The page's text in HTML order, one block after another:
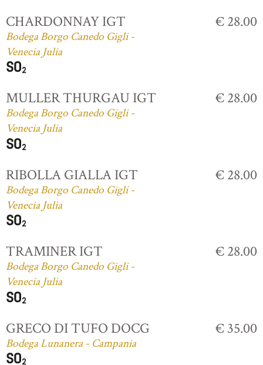
CHARDONNAY IGT
Bodega Borgo Canedo Gigli -
Venecia Julia
€ 28.00
MULLER THURGAU IGT
Bodega Borgo Canedo Gigli -
Venecia Julia
€ 28.00
RIBOLLA GIALLA IGT
Bodega Borgo Canedo Gigli -
Venecia Julia
€ 28.00
TRAMINER IGT
Bodega Borgo Canedo Gigli -
Venecia Julia
€ 28.00
GRECO DI TUFO DOCG
Bodega Lunanera - Campania
€ 35.00